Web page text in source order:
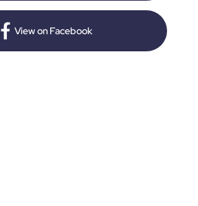
View on Facebook